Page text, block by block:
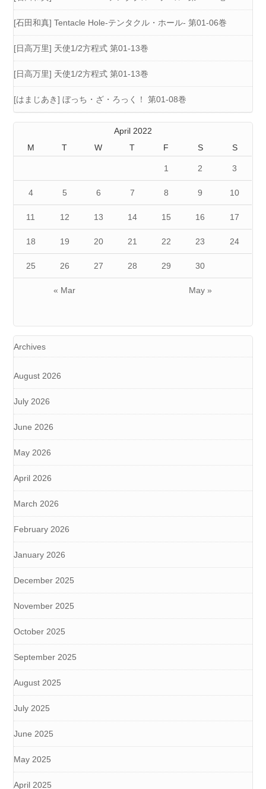
[石田和真] Tentacle Hole-テンタクル・ホール- 第01-06巻
[日高万里] 天使1/2方程式 第01-13巻
[日高万里] 天使1/2方程式 第01-13巻
[はまじあき] ぼっち・ざ・ろっく！ 第01-08巻
April 2022
M
T W T F S S
« Mar May »
1 2 3
4 5 6 7 8 9 10
11 12 13 14 15 16 17
18 19 20 21 22 23 24
25 26 27 28 29 30
Archives
August 2026
July 2026
June 2026
May 2026
April 2026
March 2026
February 2026
January 2026
December 2025
November 2025
October 2025
September 2025
August 2025
July 2025
June 2025
May 2025
April 2025